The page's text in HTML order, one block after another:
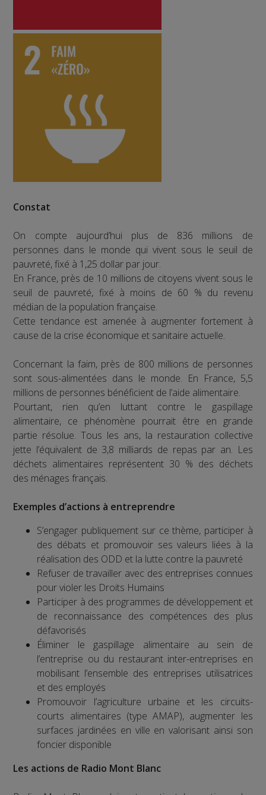
Constat
On compte aujourd’hui plus de 836 millions de
personnes dans le monde qui vivent sous le seuil de
pauvreté, fixé à 1,25 dollar par jour.
En France, près de 10 millions de citoyens vivent sous le
seuil de pauvreté, fixé à moins de 60 % du revenu
médian de la population française.
Cette tendance est amenée à augmenter fortement à
cause de la crise économique et sanitaire actuelle.
Concernant la faim, près de 800 millions de personnes
sont sous-alimentées dans le monde. En France, 5,5
millions de personnes bénéficient de l’aide alimentaire.
Pourtant, rien qu’en luttant contre le gaspillage
alimentaire, ce phénomène pourrait être en grande
partie résolue. Tous les ans, la restauration collective
jette l’équivalent de 3,8 milliards de repas par an. Les
déchets alimentaires représentent 30 % des déchets
des ménages français.
Exemples d’actions à entreprendre
S’engager publiquement sur ce thème, participer à
des débats et promouvoir ses valeurs liées à la
réalisation des ODD et la lutte contre la pauvreté
Refuser de travailler avec des entreprises connues
pour violer les Droits Humains
Participer à des programmes de développement et
de reconnaissance des compétences des plus
défavorisés
Éliminer le gaspillage alimentaire au sein de
l’entreprise ou du restaurant inter-entreprises en
mobilisant l’ensemble des entreprises utilisatrices
et des employés
Promouvoir l’agriculture urbaine et les circuits-
courts alimentaires (type AMAP), augmenter les
surfaces jardinées en ville en valorisant ainsi son
foncier disponible
Les actions de Radio Mont Blanc